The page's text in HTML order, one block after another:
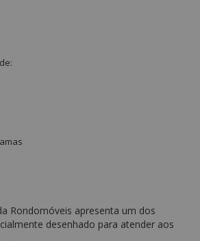
s
Rondomóveis apresenta um dos
desenhado para atender aos
por grandes marcas e sempre